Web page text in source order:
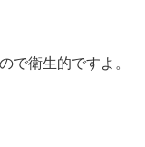
で衛生的ですよ。